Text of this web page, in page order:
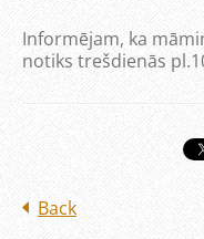
Informējam, ka
notiks trešdienās
Back